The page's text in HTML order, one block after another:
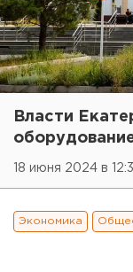
Власти
18 июня 2024 в
Экономика